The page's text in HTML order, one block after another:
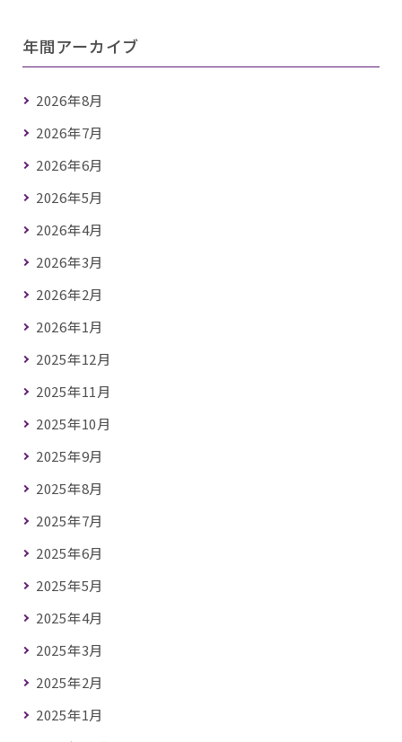
年間アーカイブ
2026年8月
2026年7月
2026年6月
2026年5月
2026年4月
2026年3月
2026年2月
2026年1月
2025年12月
2025年11月
2025年10月
2025年9月
2025年8月
2025年7月
2025年6月
2025年5月
2025年4月
2025年3月
2025年2月
2025年1月